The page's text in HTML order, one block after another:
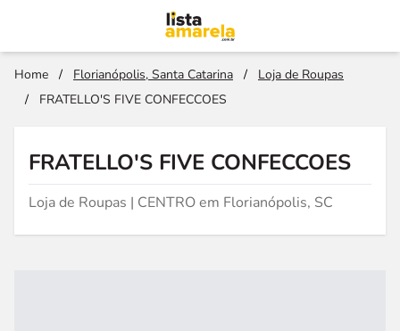
Home / Florianópolis, Santa Catarina /
Loja de Roupas
/
FRATELLO'S FIVE CONFECCOES
FRATELLO'S FIVE CONFECCOES
Loja de Roupas | CENTRO em Florianópolis, SC